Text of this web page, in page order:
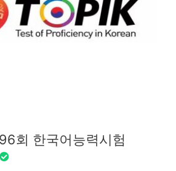
회 한국어능력시험